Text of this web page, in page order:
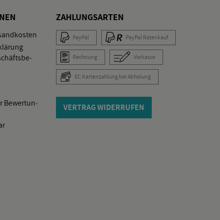
Be­wer­tun­
ZAH­LUNGS­AR­TEN
Pay­Pal Pay­Pal Ra­ten­kauf
Rech­nung Vor­kas­se
EC Kar­ten­zah­lung bei Ab­ho­lung
VER­TRAG WI­DER­RU­FEN